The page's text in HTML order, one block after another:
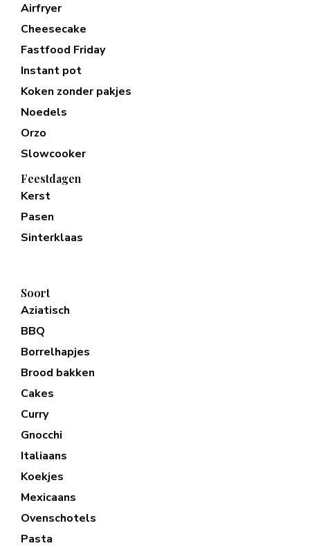
Airfryer
Cheesecake
Fastfood Friday
Instant pot
Koken zonder pakjes
Noedels
Orzo
Slowcooker
Feestdagen
Kerst
Pasen
Sinterklaas
Soort
Aziatisch
BBQ
Borrelhapjes
Brood bakken
Cakes
Curry
Gnocchi
Italiaans
Koekjes
Mexicaans
Ovenschotels
Pasta